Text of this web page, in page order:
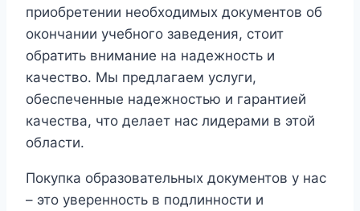
приобретении необходимых документов об
окончании учебного заведения, стоит
обратить внимание на надежность и
качество. Мы предлагаем услуги,
обеспеченные надежностью и гарантией
качества, что делает нас лидерами в этой
области.
Покупка образовательных документов у нас
– это уверенность в подлинности и